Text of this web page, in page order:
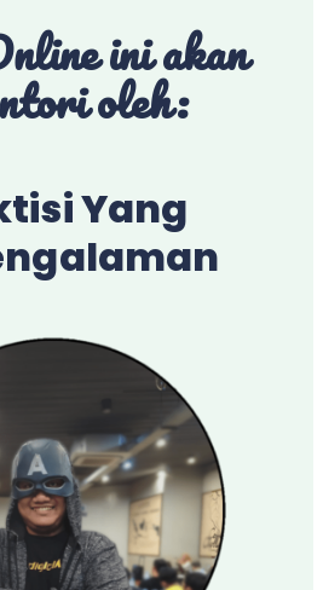
ini akan
oleh:
Yang